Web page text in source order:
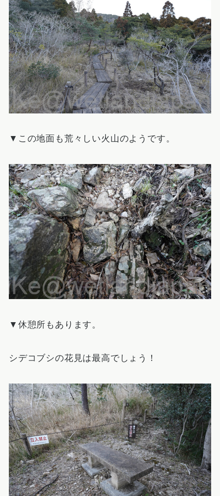
▼この地面も荒々しい火山のようです。
▼休憩所もあります。
シデコブシの花見は最高でしょう！